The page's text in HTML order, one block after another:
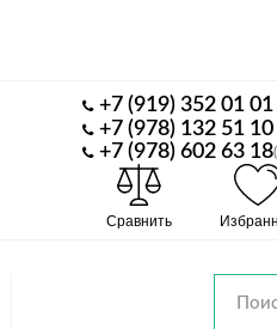
+7 (919) 352 01 01
+7 (978) 132 51 10
+7 (978) 602 63 18
Сравнить